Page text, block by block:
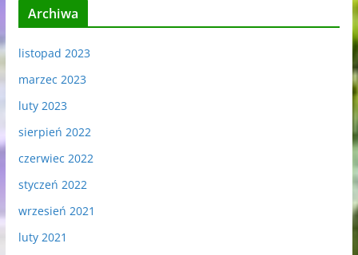
Archiwa
listopad 2023
marzec 2023
luty 2023
sierpień 2022
czerwiec 2022
styczeń 2022
wrzesień 2021
luty 2021